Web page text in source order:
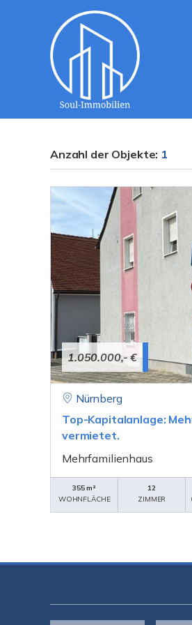
Anzahl der Objekte: 1
1.050.000,- €
Nürnberg
Top-Kapitalanlage:
vermietet.
Mehrfamilienhaus
355 m²
WOHNFLÄCHE
12
ZIMMER